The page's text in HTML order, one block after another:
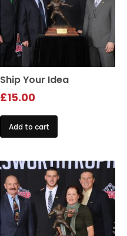
Ship Your Idea
£15.00
Add to cart